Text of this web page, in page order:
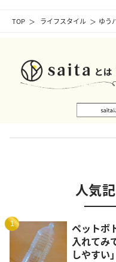
TOP ライフスタイル ゆう
人気
1
ペットボ
入れてみ
しやすい